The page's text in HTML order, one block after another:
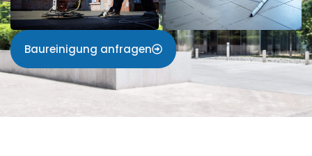
Baureinigung anfragen